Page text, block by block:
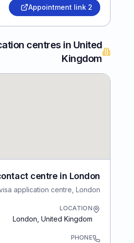
Appointment link 2
centres in United
Kingdom
centre in London
application centre, London
LOCATION
London United Kingdom
PHONE